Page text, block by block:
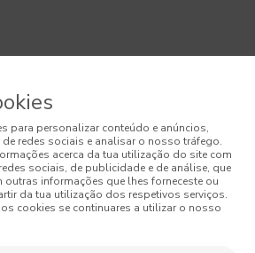
para personalizar conteúdo e anúncios,
redes sociais e analisar o nosso tráfego.
acerca da tua utilização do site com
sociais, de publicidade e de análise, que
informações que lhes forneceste ou
da tua utilização dos respetivos serviços.
cookies se continuares a utilizar o nosso